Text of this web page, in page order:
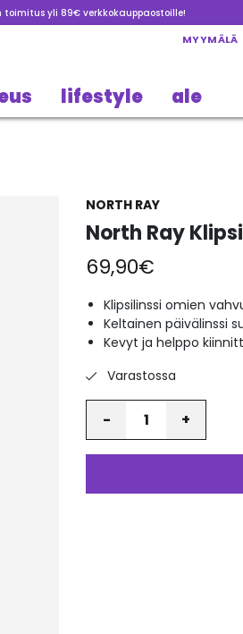
toimitus yli 89€ verkkokauppaostoille!
MYYMÄLÄ
lifestyle ale
NORTH RAY
North Ray
69,90€
Klipsilinssi omien
Keltainen päivälinssi
Kevyt ja helppo
Varastossa